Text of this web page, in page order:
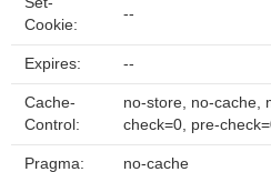
Cookie:
--
Expires: --
Cache-
Control:
no-store, no-cache,
check=0, pre-
Pragma: no-cache